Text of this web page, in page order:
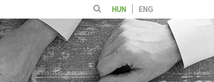
HUN ENG